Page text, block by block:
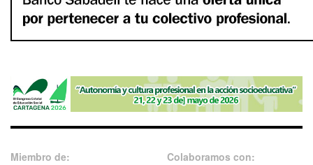
Miembro de: Colaboramos con: